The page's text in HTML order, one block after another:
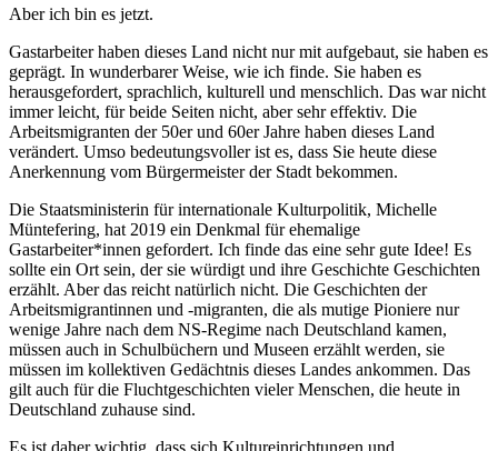
Aber ich bin es jetzt.
Gastarbeiter haben dieses Land nicht nur mit aufgebaut, sie haben es
geprägt. In wunderbarer Weise, wie ich finde. Sie haben es
herausgefordert, sprachlich, kulturell und menschlich. Das war nicht
immer leicht, für beide Seiten nicht, aber sehr effektiv. Die
Arbeitsmigranten der 50er und 60er Jahre haben dieses Land
verändert. Umso bedeutungsvoller ist es, dass Sie heute diese
Anerkennung vom Bürgermeister der Stadt bekommen.
Die Staatsministerin für internationale Kulturpolitik, Michelle
Müntefering, hat 2019 ein Denkmal für ehemalige
Gastarbeiter*innen gefordert. Ich finde das eine sehr gute Idee! Es
sollte ein Ort sein, der sie würdigt und ihre Geschichte Geschichten
erzählt. Aber das reicht natürlich nicht. Die Geschichten der
Arbeitsmigrantinnen und -migranten, die als mutige Pioniere nur
wenige Jahre nach dem NS-Regime nach Deutschland kamen,
müssen auch in Schulbüchern und Museen erzählt werden, sie
müssen im kollektiven Gedächtnis dieses Landes ankommen. Das
gilt auch für die Fluchtgeschichten vieler Menschen, die heute in
Deutschland zuhause sind.
Es ist daher wichtig, dass sich Kultureinrichtungen und